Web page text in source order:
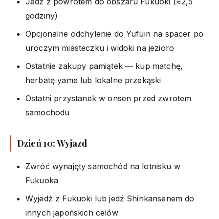
godziny)
Opcjonalne odchylenie do Yufuin na spacer po
uroczym miasteczku i widoki na jezioro
Ostatnie zakupy pamiątek — kup matchę,
herbatę yame lub lokalne przekąski
Ostatni przystanek w onsen przed zwrotem
samochodu
Dzień 10: Wyjazd
Zwróć wynajęty samochód na lotnisku w
Fukuoka
Wyjedź z Fukuoki lub jedź Shinkansenem do
innych japońskich celów